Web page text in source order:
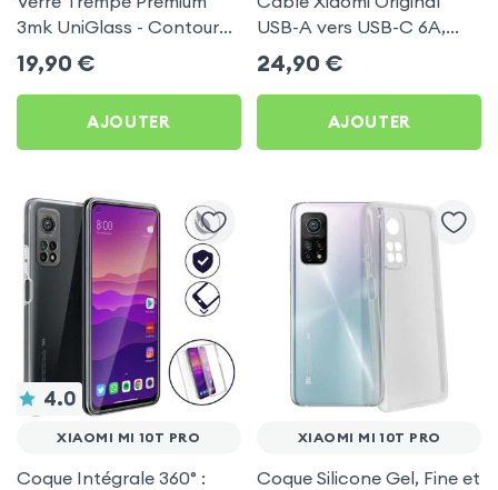
3mk UniGlass - Contour
Noir pour Xiaomi Mi 10T
Pro
19,90 €
AJOUTER
USB-A vers USB-C 6A,
Charge Rapide et
Synchronisation - Blanc
pour Xiaomi Mi 10T Pro
24,90 €
AJOUTER
4.0
XIAOMI MI 10T PRO
Coque Intégrale 360° :
XIAOMI MI 10T PRO
Coque Silicone Gel, Fine et